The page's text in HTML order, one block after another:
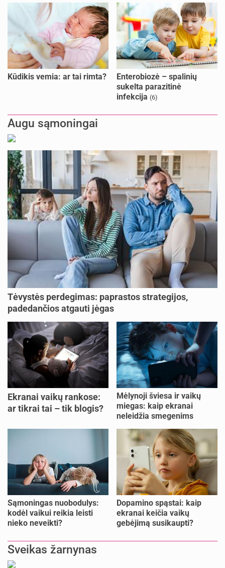
Kūdikis vemia: ar tai rimta?
Enterobiozė – spalinių
sukelta parazitinė
infekcija (6)
Augu sąmoningai
Tėvystės perdegimas: paprastos strategijos,
padedančios atgauti jėgas
Ekranai vaikų rankose:
ar tikrai tai – tik blogis?
Mėlynoji šviesa ir vaikų
miegas: kaip ekranai
neleidžia smegenims
Sąmoningas nuobodulys:
kodėl vaikui reikia leisti
nieko neveikti?
Dopamino spąstai: kaip
ekranai keičia vaikų
gebėjimą susikaupti?
Sveikas žarnynas